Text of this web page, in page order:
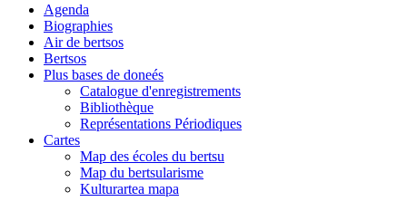
Agenda
Biographies
Air de bertsos
Bertsos
Plus bases de doneés
Catalogue d'enregistrements
Bibliothèque
Représentations Périodiques
Cartes
Map des écoles du bertsu
Map du bertsularisme
Kulturartea mapa